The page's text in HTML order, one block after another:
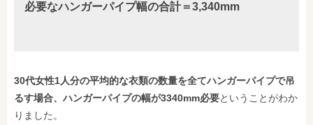
必要なハンガーパイプ幅の合計＝3,340mm
30代女性1人分の平均的な衣類の数量を全てハンガーパイプで吊
るす場合、ハンガーパイプの幅が3340mm必要ということがわか
りました。